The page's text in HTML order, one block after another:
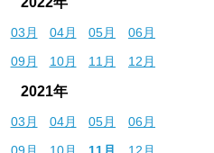
03月 04月 05月
06月
09月 10月 11月 12月
2021年
03月 04月 05月
06月